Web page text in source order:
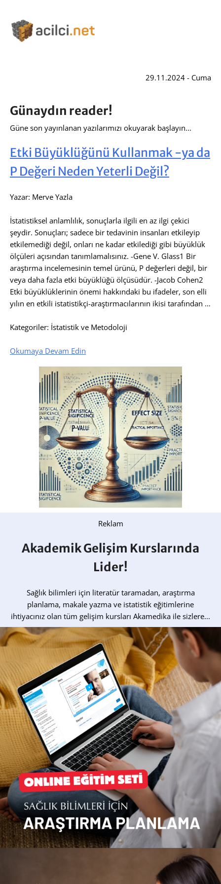
29.11.2024 - Cuma
Günaydın reader!
Güne son yayınlanan yazılarımızı okuyarak başlayın...
Etki Büyüklüğünü Kullanmak -ya da
P Değeri Neden Yeterli Değil?
Yazar: Merve Yazla
İstatistiksel anlamlılık, sonuçlarla ilgili en az ilgi çekici
şeydir. Sonuçları; sadece bir tedavinin insanları etkileyip
etkilemediği değil, onları ne kadar etkilediği gibi büyüklük
ölçüleri açısından tanımlamalısınız. -Gene V. Glass​1​ Bir
araştırma incelemesinin temel ürünü, P değerleri değil, bir
veya daha fazla etki büyüklüğü ölçüsüdür. -Jacob Cohen​2​
Etki büyüklüklerinin önemi hakkındaki bu ifadeler, son elli
yılın en etkili istatistikçi-araştırmacılarının ikisi tarafından …
Kategoriler: İstatistik ve Metodoloji
Okumaya Devam Edin
Reklam
Akademik Gelişim Kurslarında
Lider!
Sağlık bilimleri için literatür taramadan, araştırma
planlama, makale yazma ve istatistik eğitimlerine
ihtiyacınız olan tüm gelişim kursları Akamedika ile sizlere...